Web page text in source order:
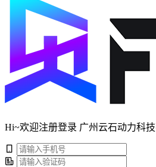
Hi~欢迎注册登录 广州云石动力科